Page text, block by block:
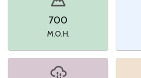
700
M.O.H.